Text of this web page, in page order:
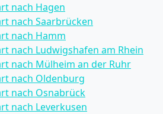
nach Hagen
nach Saarbrücken
nach Hamm
nach Ludwigshafen am Rhein
nach Mülheim an der Ruhr
nach Oldenburg
nach Osnabrück
nach Leverkusen